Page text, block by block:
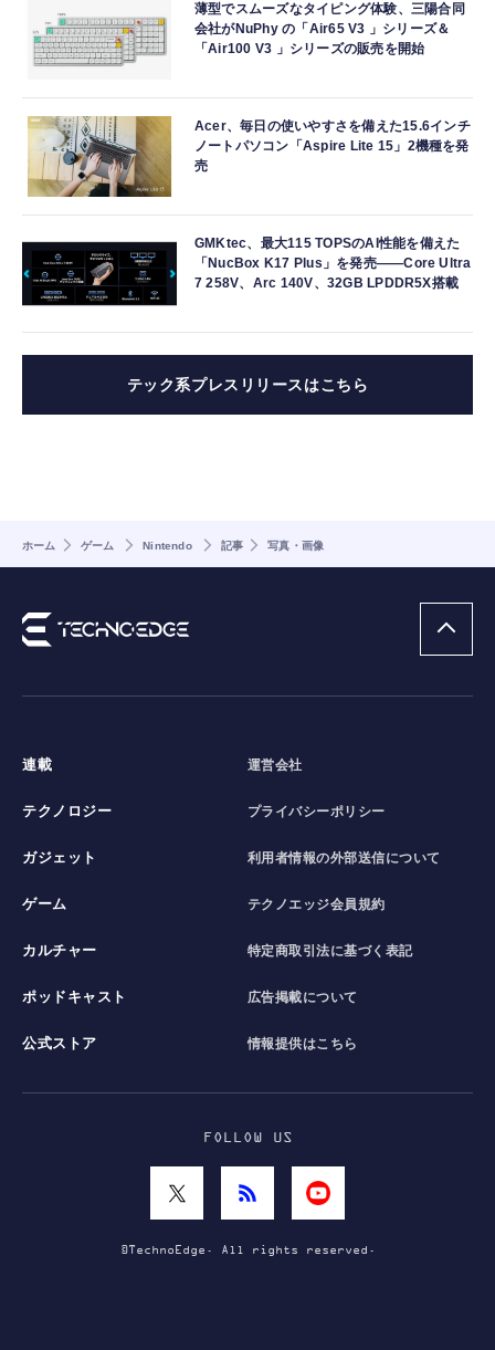
薄型でスムーズなタイピング体験、三陽合同
会社がNuPhy の「Air65 V3 」シリーズ＆
「Air100 V3 」シリーズの販売を開始
Acer、毎日の使いやすさを備えた15.6インチ
ノートパソコン「Aspire Lite 15」2機種を発
売
GMKtec、最大115 TOPSのAI性能を備えた
「NucBox K17 Plus」を発売――Core Ultra
7 258V、Arc 140V、32GB LPDDR5X搭載
テック系プレスリリースはこちら
ホーム ゲーム Nintendo 記事 写真・画像
連載
テクノロジー
ガジェット
ゲーム
カルチャー
ポッドキャスト
公式ストア
運営会社
プライバシーポリシー
利用者情報の外部送信について
テクノエッジ会員規約
特定商取引法に基づく表記
広告掲載について
情報提供はこちら
FOLLOW US
©TechnoEdge. All rights reserved.